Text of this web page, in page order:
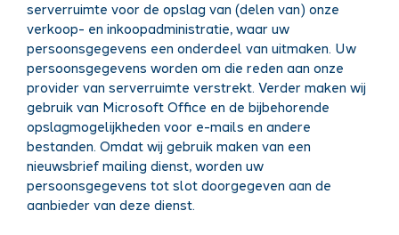
serverruimte voor de opslag van (delen van) onze
verkoop- en inkoopadministratie, waar uw
persoonsgegevens een onderdeel van uitmaken. Uw
persoonsgegevens worden om die reden aan onze
provider van serverruimte verstrekt. Verder maken wij
gebruik van Microsoft Office en de bijbehorende
opslagmogelijkheden voor e-mails en andere
bestanden. Omdat wij gebruik maken van een
nieuwsbrief mailing dienst, worden uw
persoonsgegevens tot slot doorgegeven aan de
aanbieder van deze dienst.